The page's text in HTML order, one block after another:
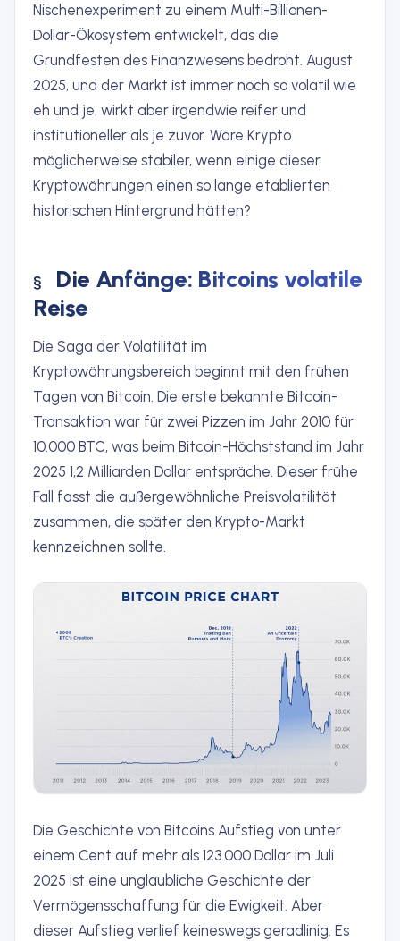
Nischenexperiment zu einem Multi-Billionen-
Dollar-Ökosystem entwickelt, das die
Grundfesten des Finanzwesens bedroht. August
2025, und der Markt ist immer noch so volatil wie
eh und je, wirkt aber irgendwie reifer und
institutioneller als je zuvor. Wäre Krypto
möglicherweise stabiler, wenn einige dieser
Kryptowährungen einen so lange etablierten
historischen Hintergrund hätten?
Die Anfänge: Bitcoins volatile
Reise
Die Saga der Volatilität im
Kryptowährungsbereich beginnt mit den frühen
Tagen von Bitcoin. Die erste bekannte Bitcoin-
Transaktion war für zwei Pizzen im Jahr 2010 für
10.000 BTC, was beim Bitcoin-Höchststand im Jahr
2025 1,2 Milliarden Dollar entspräche. Dieser frühe
Fall fasst die außergewöhnliche Preisvolatilität
zusammen, die später den Krypto-Markt
kennzeichnen sollte.
Die Geschichte von Bitcoins Aufstieg von unter
einem Cent auf mehr als 123.000 Dollar im Juli
2025 ist eine unglaubliche Geschichte der
Vermögensschaffung für die Ewigkeit. Aber
dieser Aufstieg verlief keineswegs geradlinig. Es